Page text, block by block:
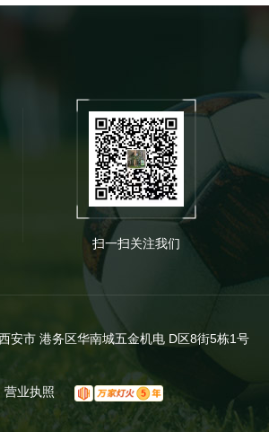
扫一扫关注我们
安市 港务区华南城五金机电 D区8街5栋1号
营业执照